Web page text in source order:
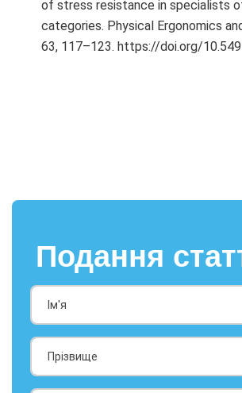
of stress resistance in specialists
categories. Physical Ergonomics
63, 117–123. https://doi.org/
Подання